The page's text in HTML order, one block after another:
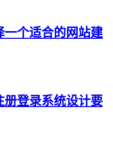
一个适合的网站建
册登录系统设计要